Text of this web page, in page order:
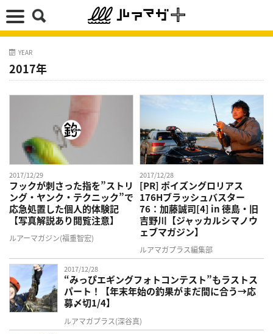
YEAR
2017年
2017/12/29
フックが刺さった指を”ストリ
ング・ヤンク・テクニック”で
応急処置した個人的体験記
【写真解説あり閲覧注意】
ルアーマガジン(福重智宏)
2017/12/28
[PR] ポイズングロリアス
176Hブラッシュバスター
76：加藤誠司[4] in 徳島・旧
吉野川【ジャッカルシマノウ
ェブマガジン】
ルアマガプラス編集部
2017/12/28
“みっぴエギングフォトコンテスト”もラストス
パート！【年末年始の釣果がまだ間に合う→応
募〆切1/4】
ルアマガプラス(深谷真)